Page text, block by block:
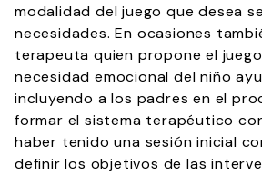
modalidad del juego que desea
necesidades. En ocasiones
terapeuta quien propone el
necesidad emocional del niño
incluyendo a los padres en el
formar el sistema terapéutico
haber tenido una sesión inicial
definir los objetivos de las